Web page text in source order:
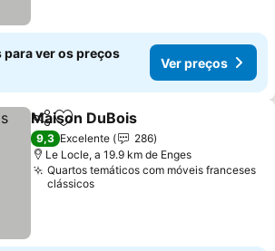
para ver os preços
Ver preços
PartilharAdicionar aos favoritos
Maison DuBois
9,3 Excelente
286
Le Locle, a 19.9 km de Enges
Quartos temáticos com móveis franceses
clássicos